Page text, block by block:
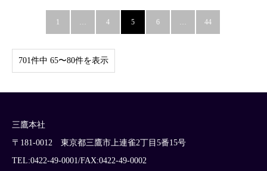
1 … 4 5 6 … 44
701件中 65〜80件を表示
三鷹本社
〒181-0012 東京都三鷹市上連雀2丁目5番15号
TEL:0422-49-0001/FAX:0422-49-0002